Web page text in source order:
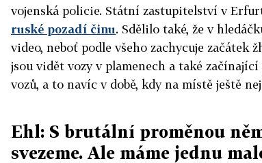
vojenská policie. Státní zastupitelství v
ruské pozadí činu. Sdělilo také, že v
video, neboť podle všeho zachycuje začátek
jsou vidět vozy v plamenech a také
vozů, a to navíc v době, kdy na místě ještě
Ehl: S brutální proměnou
svezeme. Ale máme jednu